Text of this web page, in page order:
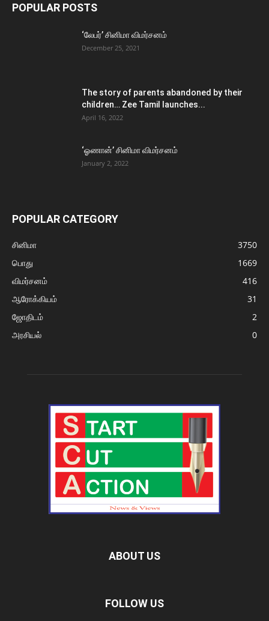
POPULAR POSTS
‘லேபர்’ சினிமா விமர்சனம்
December 25, 2021
The story of parents abandoned by their
children… Zee Tamil launches...
April 16, 2022
‘ஓணான்’ சினிமா விமர்சனம்
January 2, 2022
POPULAR CATEGORY
சினிமா
3750
பொது
1669
விமர்சனம்
416
ஆரோக்கியம்
31
ஜோதிடம்
2
அரசியல்
0
ABOUT US
FOLLOW US